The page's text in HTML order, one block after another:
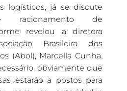
logísticos, já se discute
racionamento de
revelou a diretora
Brasileira dos
(Abol), Marcella Cunha.
obviamente que
estarão a postos para